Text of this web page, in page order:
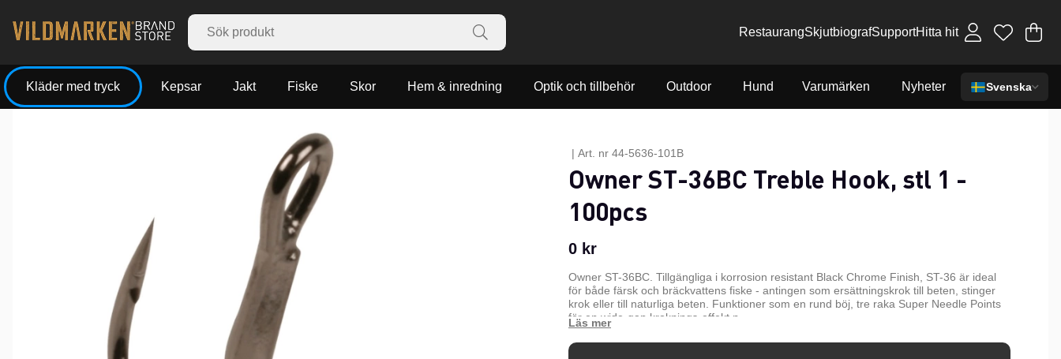
RestaurangSkjutbiografSupportHitta hit .
Kläder med tryck Kepsar Jakt Fiske Skor Hem & inredning Optik och tillbehör Outdoor Hund Varumärken Nyheter Svenska
| Art. nr 44-5636-101B
Owner ST-36BC Treble Hook, stl 1 -
100pcs
0 kr
Owner ST-36BC. Tillgängliga i korrosion resistant Black Chrome Finish, ST-36 är ideal
för både färsk och bräckvattens fiske - antingen som ersättningskrok till beten, stinger
krok eller till naturliga beten. Funktioner som en rund böj, tre raka Super Needle Points
för en wide-gap kroknings-effekt.n
n